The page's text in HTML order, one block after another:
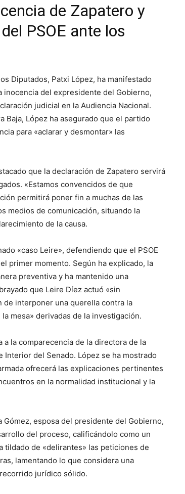
de Zapatero y
PSOE ante los
Diputados, Patxi López, ha manifestado
del expresidente del Gobierno,
judicial en la Audiencia Nacional.
Baja, López ha asegurado que el partido
para «aclarar y desmontar» las
que la declaración de Zapatero servirá
«Estamos convencidos de que
permitirá poner fin a muchas de las
medios de comunicación, situando la
de la causa.
«caso Leire», defendiendo que el PSOE
primer momento. Según ha explicado, la
preventiva y ha mantenido una
que Leire Díez actuó «sin
interponer una querella contra la
mesa» derivadas de la investigación.
la comparecencia de la directora de la
Interior del Senado. López se ha mostrado
ofrecerá las explicaciones pertinentes
en la normalidad institucional y la
Gómez, esposa del presidente del Gobierno,
del proceso, calificándolo como un
tildado de «delirantes» las peticiones de
lamentando lo que considera una
jurídico sólido.